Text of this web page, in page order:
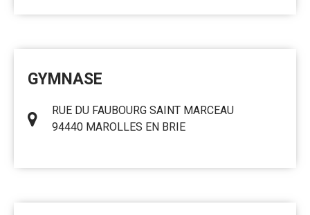
GYMNASE
RUE DU FAUBOURG SAINT MARCEAU
94440 MAROLLES EN BRIE